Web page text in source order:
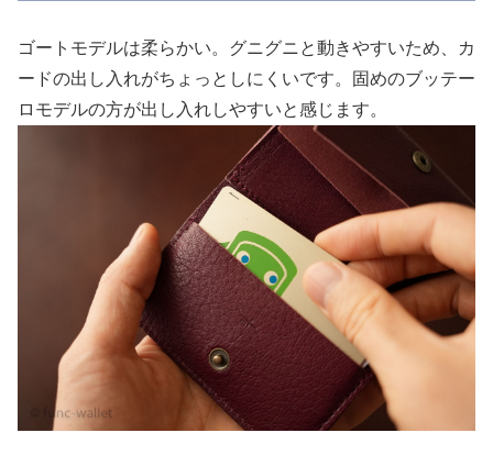
ゴートモデルは柔らかい。グニグニと動きやすいため、カ
ードの出し入れがちょっとしにくいです。固めのブッテー
ロモデルの方が出し入れしやすいと感じます。